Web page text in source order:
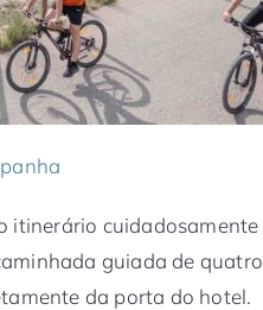
itinerário cuidadosamente
guiada de quatro
da porta do hotel.